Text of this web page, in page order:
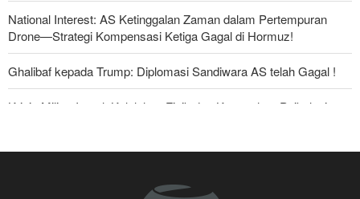
National Interest: AS Ketinggalan Zaman dalam Pertempuran
Drone—Strategi Kompensasi Ketiga Gagal di Hormuz!
Ghalibaf kepada Trump: Diplomasi Sandiwara AS telah Gagal !
Krisis Militer Israel; Kelelahan Fisik dan Keruntuhan Psikologis
Foreign Policy: Riyadh Terjepit di Antara Iran dan Ansarullah,